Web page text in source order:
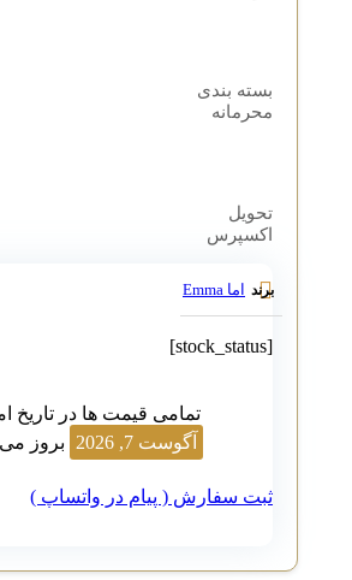
بسته بندی
محرمانه
تحویل
اکسپرس
اما Emma
تمامی قیمت ها در تاریخ امروز
آگوست 7, 2026
بروز می‌باشد
ثبت سفارش ( پیام در واتساپ )